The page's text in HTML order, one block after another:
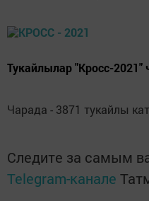
Тукайлылар "Кросс-
Чарада - 3871 тукайлы
Следите за самым
Telegram-канале